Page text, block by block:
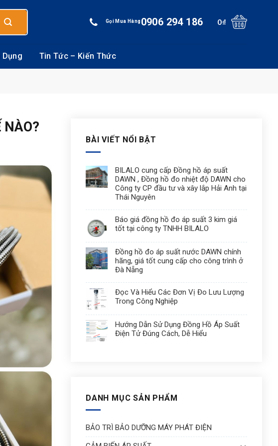
Gọi Mua Hàng0906 294 186 0₫
Dụng Tin Tức – Kiến Thức
NÀO?
BÀI VIẾT NỔI BẬT
BILALO cung cấp Đồng hồ áp suất
DAWN , Đồng hồ đo nhiệt độ DAWN cho
Công ty CP đầu tư và xây lắp Hải Anh tại
Thái Nguyên
Báo giá đồng hồ đo áp suất 3 kim giá
tốt tại công ty TNHH BILALO
Đồng hồ đo áp suất nước DAWN chính
hãng, giá tốt cung cấp cho công trình ở
Đà Nẵng
Đọc Và Hiểu Các Đơn Vị Đo Lưu Lượng
Trong Công Nghiệp
Hướng Dẫn Sử Dụng Đồng Hồ Áp Suất
Điện Tử Đúng Cách, Dễ Hiểu
DANH MỤC SẢN PHẨM
BẢO TRÌ BẢO DƯỠNG MÁY PHÁT ĐIỆN